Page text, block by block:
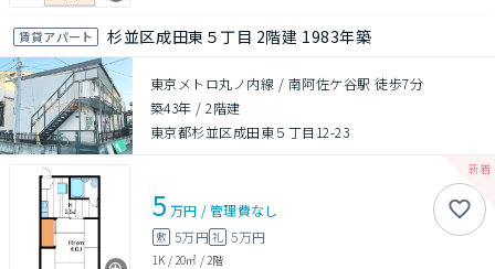
賃貸アパート 杉並区成田東５丁目 2階建 1983年築
東京メトロ丸ノ内線 / 南阿佐ケ谷駅 徒歩7分
築43年 /2階建
東京都杉並区成田東５丁目12-23
5 万円 /管理費なし
敷 5万円礼 5万円
1K / 20㎡ / 2階